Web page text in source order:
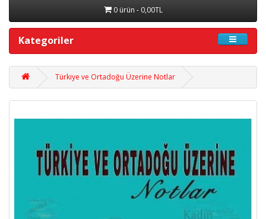
0 ürün - 0,00TL
Kategoriler
Türkiye ve Ortadoğu Üzerine Notlar